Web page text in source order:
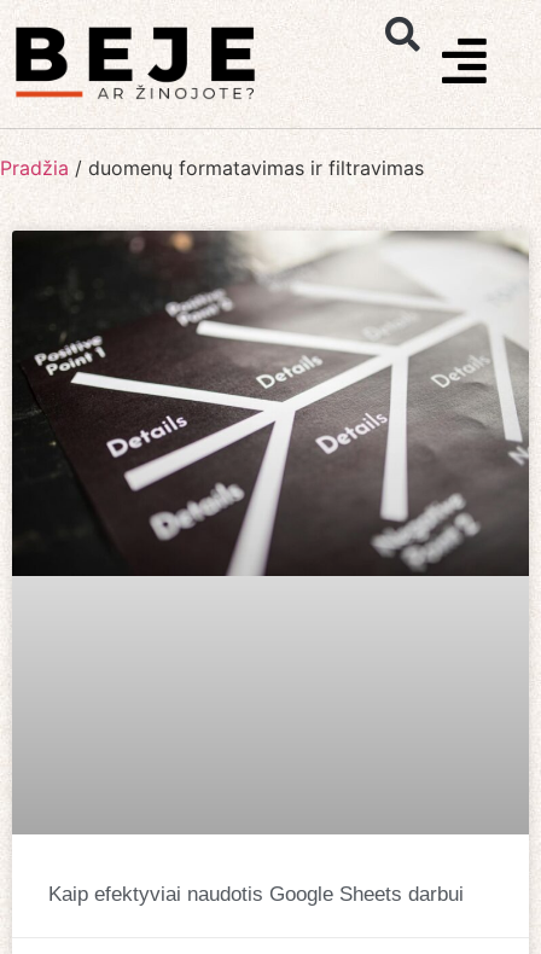
Pradžia / duomenų formatavimas ir filtravimas
Kaip efektyviai naudotis Google Sheets darbui